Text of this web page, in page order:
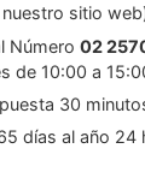
sitio
Número02
de 10:00 a
30
días al año 24